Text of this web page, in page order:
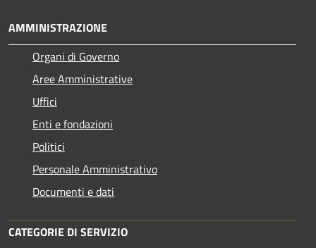
AMMINISTRAZIONE
Organi di Governo
Aree Amministrative
Uffici
Enti e fondazioni
Politici
Personale Amministrativo
Documenti e dati
CATEGORIE DI SERVIZIO